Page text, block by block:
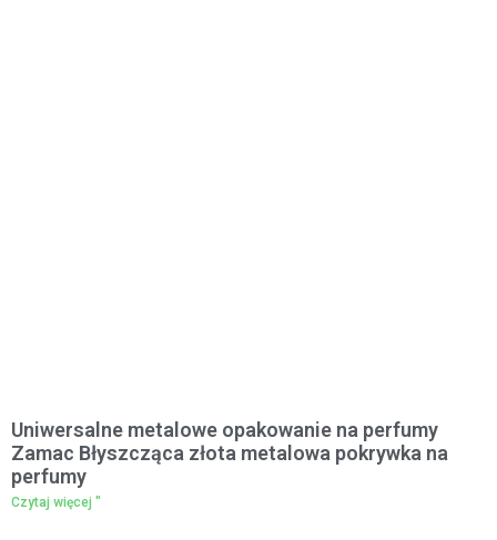
Uniwersalne metalowe opakowanie na perfumy
Zamac Błyszcząca złota metalowa pokrywka na
perfumy
Czytaj więcej "